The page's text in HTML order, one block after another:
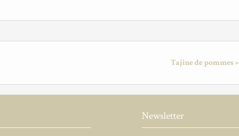
Tajine de pommes »
Newsletter